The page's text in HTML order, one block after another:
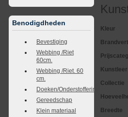
Benodigdheden
Bevestiging
Webbing /Riet
60cm.
Webbing /Riet. 60
cm.
Doeken/Onderstoffering
Gereedschap
Klein materiaal
Kleur
Kunstleer
Collectie
Breedte